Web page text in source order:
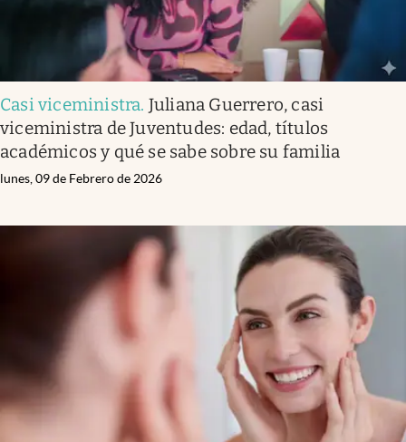
Casi viceministra. Juliana Guerrero, casi
viceministra de Juventudes: edad, títulos
académicos y qué se sabe sobre su familia
lunes, 09 de Febrero de 2026